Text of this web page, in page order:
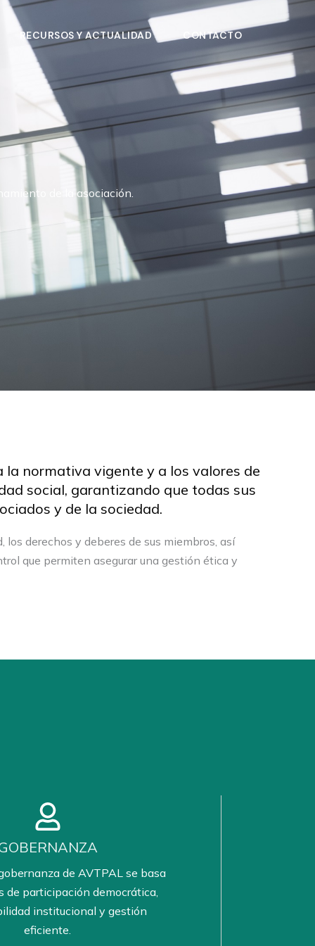
RECURSOS Y ACTUALIDAD CONTACTO
de la asociación.
normativa vigente y a los valores de
social, garantizando que todas sus
y de la sociedad.
derechos y deberes de sus miembros, así
que permiten asegurar una gestión ética y
de AVTPAL se basa
de participación democrática,
institucional y gestión
eficiente.